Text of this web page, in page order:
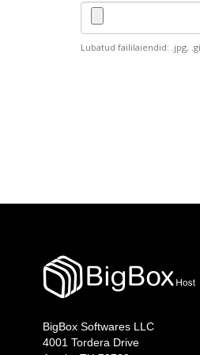
Lubatud faililaiendid: .jpg,
BigBox Softwares LLC
4001 Tordera Drive